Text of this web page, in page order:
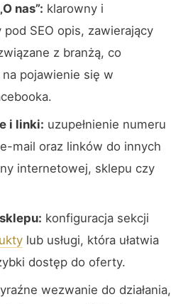
nas”: klarowny i
SEO opis, zawierający
z branżą, co
pojawienie się w
i linki: uzupełnienie numeru
mail oraz linków do innych
internetowej, sklepu czy
konfiguracja sekcji
lub usługi, która ułatwia
dostęp do oferty.
wezwanie do działania,